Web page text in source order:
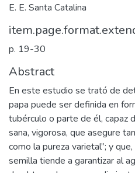
E. E. Santa Catalina
p. 19-30
Abstract
En este estudio se trató de
papa puede ser definida en
tubérculo o parte de él, capaz
sana, vigorosa, que asegure
como la pureza varietal”; y
semilla tiende a garantizar al